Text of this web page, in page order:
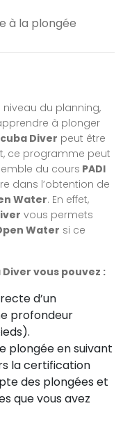
à la plongée
du planning,
à plonger
Diver peut être
ce programme peut
du cours PADI
dans l’obtention de
Water. En effet,
vous permets
Water si ce
vous pouvez :
d’un
profondeur
plongée en suivant
la certification
des plongées et
que vous avez